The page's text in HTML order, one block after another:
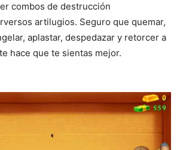
combos de destrucción
artilugios. Seguro que quemar,
aplastar, despedazar y retorcer a
hace que te sientas mejor.